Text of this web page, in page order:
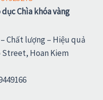
Chìa khóa vàng
Chất lượng – Hiệu quả
Street, Hoan Kiem